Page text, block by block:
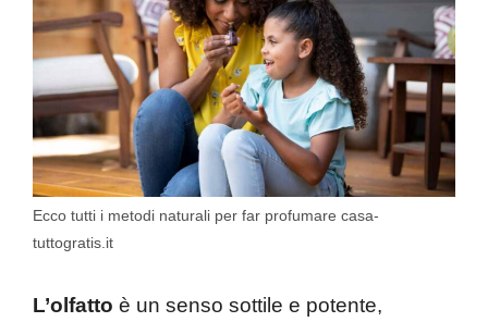
Ecco tutti i metodi naturali per far profumare casa-
tuttogratis.it
L’olfatto è un senso sottile e potente,